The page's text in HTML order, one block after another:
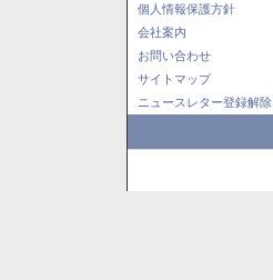
個人情報保護方針
会社案内
お問い合わせ
サイトマップ
ニュースレター登録解除